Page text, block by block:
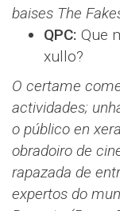
baises The
QPC: Que
xullo?
O certame
actividades;
o público en
obradoiro de
rapazada de
expertos do